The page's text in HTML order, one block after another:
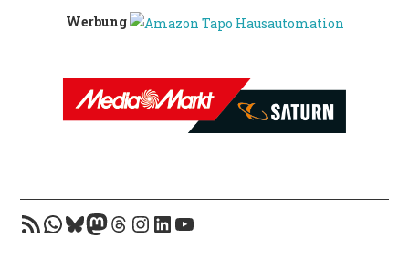
Werbung
RSS-FeedWhatsApp
Bluesky
Mastodon
Threads
Instagram
LinkedIn
YouTube